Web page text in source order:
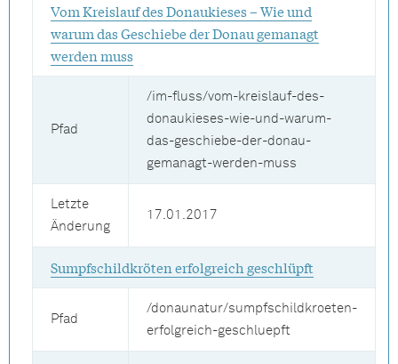
Vom Kreislauf des Donaukieses – Wie und
warum das Geschiebe der Donau gemanagt
werden muss
Pfad
/im-fluss/vom-kreislauf-des-
donaukieses-wie-und-warum-
das-geschiebe-der-donau-
gemanagt-werden-muss
Letzte
Änderung
17.01.2017
Sumpfschildkröten erfolgreich geschlüpft
Pfad
/donaunatur/sumpfschildkroeten-
erfolgreich-geschluepft